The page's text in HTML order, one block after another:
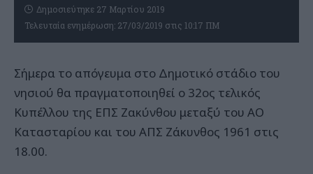
Τελευταία ενημέρωση: 27/03/2019 στις 10:17 ΠΜ
Δημοσιεύτηκε 27 Μαρτίου 2019
Σήμερα το απόγευμα στο Δημοτικό στάδιο του
νησιού θα πραγματοποιηθεί ο 32ος τελικός
Κυπέλλου της ΕΠΣ Ζακύνθου μεταξύ του ΑΟ
Κατασταρίου και του ΑΠΣ Ζάκυνθος 1961 στις
18.00.